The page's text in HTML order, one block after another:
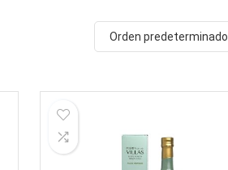
Orden predeterminado